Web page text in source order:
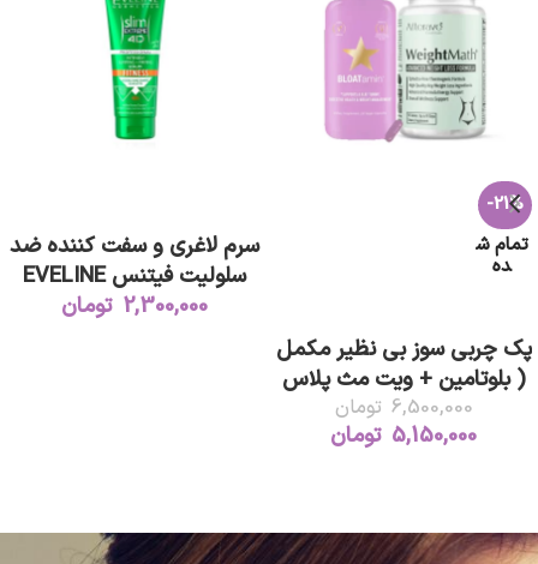
-21%
تمام ش
ده
پک چربی سوز بی نظیر مکمل
( بلوتامین + ویت مث پلاس
افترایو )
6,500,000 تومان
5,150,000 تومان
سرم لاغری و سفت کننده ضد
سلولیت فیتنس EVELINE
2,300,000 تومان